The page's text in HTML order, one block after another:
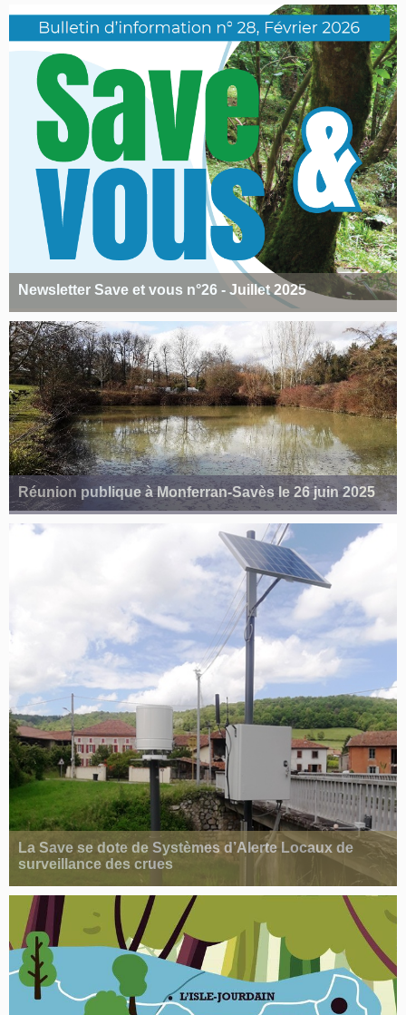
Newsletter Save et vous n°26 - Juillet 2025
Réunion publique à Monferran-Savès le 26 juin 2025
La Save se dote de Systèmes d’Alerte Locaux de
surveillance des crues